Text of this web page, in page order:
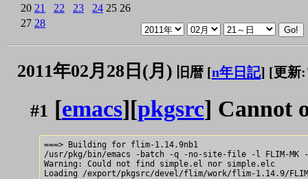
20 21 22 23 24 25 26
27 28
2011年02月28日(月) 旧暦 [n年日記] [更新
#1 [emacs][pkgsrc] Cannot
===> Building for flim-1.14.9nb1
/usr/pkg/bin/emacs -batch -q -no-site-file -l FLIM-MK -f
Warning: Could not find simple.el nor simple.elc
Loading /export/pkgsrc/devel/flim/work/flim-1.14.9/